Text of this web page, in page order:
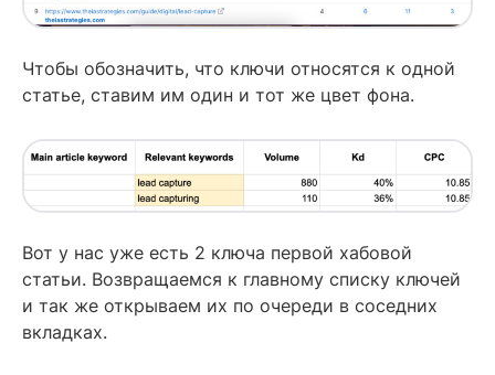
Чтобы обозначить, что ключи относятся к одной
статье, ставим им один и тот же цвет фона.
Вот у нас уже есть 2 ключа первой хабовой
статьи. Возвращаемся к главному списку ключей
и так же открываем их по очереди в соседних
вкладках.